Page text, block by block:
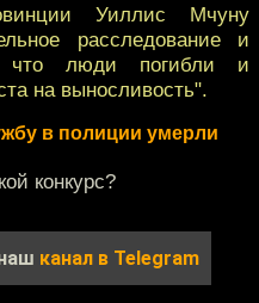
Уиллис Мчуну
расследование и
что люди погибли и
на выносливость".
в полиции умерли
конкурс?
канал в Telegram